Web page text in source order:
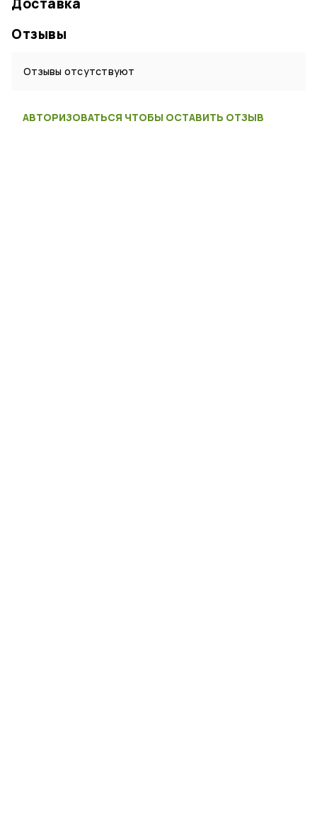
Страна: Россия
Отзывы
Отзывы отсутствуют
АВТОРИЗОВАТЬСЯ ЧТОБЫ ОСТАВИТЬ ОТЗЫВ